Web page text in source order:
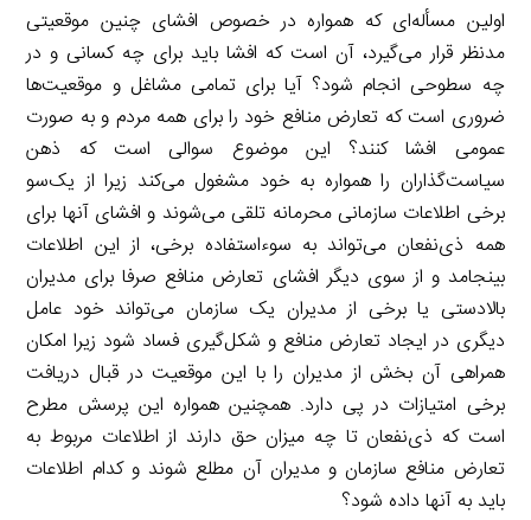
اولین مسأله‌ای که همواره در خصوص افشای چنین موقعیتی
مدنظر قرار می‌گیرد، آن است که افشا باید برای چه کسانی و در
چه سطوحی انجام شود؟ آیا برای تمامی مشاغل و موقعیت‌ها
ضروری است که تعارض منافع خود را برای همه مردم و به صورت
عمومی افشا کنند؟ این موضوع سوالی است که ذهن
سیاست‌گذاران را همواره به خود مشغول می‌کند زیرا از یک‌سو
برخی اطلاعات سازمانی محرمانه تلقی می‌شوند و افشای آنها برای
همه ذی‌نفعان می‌تواند به سوءاستفاده برخی، از این اطلاعات
بینجامد و از سوی دیگر افشای تعارض منافع صرفا برای مدیران
بالادستی یا برخی از مدیران یک سازمان می‌تواند خود عامل
دیگری در ایجاد تعارض منافع و شکل‌گیری فساد شود زیرا امکان
همراهی آن بخش از مدیران را با این موقعیت در قبال دریافت
برخی امتیازات در پی دارد. همچنین همواره این پرسش مطرح
است که ذی‌نفعان تا چه میزان حق دارند از اطلاعات مربوط به
تعارض منافع سازمان و مدیران آن مطلع شوند و کدام اطلاعات
باید به آنها داده شود؟